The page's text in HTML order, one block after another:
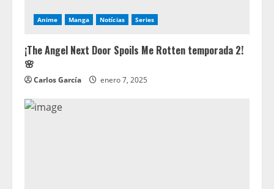
Anime Manga Notícias Series
¡The Angel Next Door Spoils Me Rotten temporada 2!
🌸
Carlos García enero 7, 2025